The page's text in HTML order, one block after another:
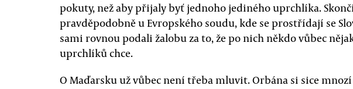
pokuty, než aby přijaly byť jednoho jediného uprchlíka.
pravděpodobně u Evropského soudu, kde se prostřídají se
sami rovnou podali žalobu za to, že po nich někdo vůbec
uprchlíků chce.
O Maďarsku už vůbec není třeba mluvit. Orbána si sice